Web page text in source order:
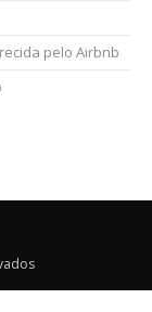
pelo Airbnb